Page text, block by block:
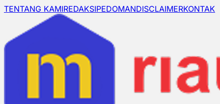
TENTANG KAMIREDAKSIPEDOMANDISCLAIMERKONTAK